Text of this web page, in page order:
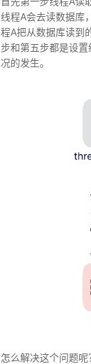
线程A会去读数据库
程A把从数据库读到
步和第五步都是设
况的发生。
怎么解决这个问题